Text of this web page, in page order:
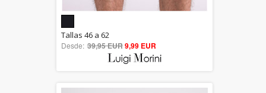
out of 5
Tallas 46 a 62
Desde: 39,95 EUR9,99 EUR